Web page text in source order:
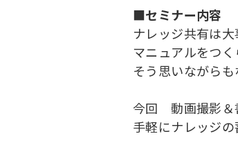
■セミナー内容
ナレッジ共有は大
マニュアルをつく
そう思いながら
今回 動画撮影＆
手軽にナレッジの